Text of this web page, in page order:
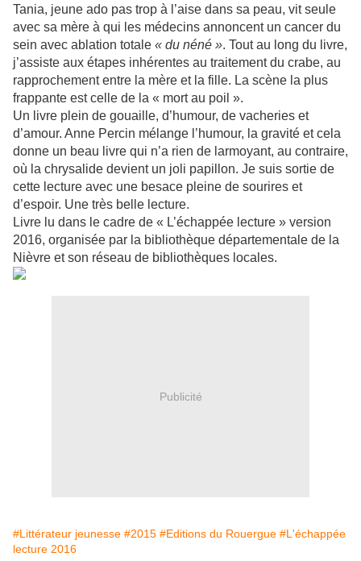
Tania, jeune ado pas trop à l’aise dans sa peau, vit seule
avec sa mère à qui les médecins annoncent un cancer du
sein avec ablation totale « du néné ». Tout au long du livre,
j’assiste aux étapes inhérentes au traitement du crabe, au
rapprochement entre la mère et la fille. La scène la plus
frappante est celle de la « mort au poil ».
Un livre plein de gouaille, d’humour, de vacheries et
d’amour. Anne Percin mélange l’humour, la gravité et cela
donne un beau livre qui n’a rien de larmoyant, au contraire,
où la chrysalide devient un joli papillon. Je suis sortie de
cette lecture avec une besace pleine de sourires et
d’espoir. Une très belle lecture.
Livre lu dans le cadre de « L’échappée lecture » version
2016, organisée par la bibliothèque départementale de la
Nièvre et son réseau de bibliothèques locales.
Publicité
#Littérateur jeunesse #2015 #Editions du Rouergue #L'échappée
lecture 2016